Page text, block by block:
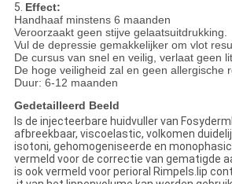
5. Effect:
Handhaaf minstens 6 maanden
Veroorzaakt geen stijve gelaatsuitdrukking.
Vul de depressie gemakkelijker om vlot
De cursus van snel en veilig, verlaat geen
De hoge veiligheid zal en geen allergische
Duur: 6-12 maanden
Gedetailleerd Beeld
Is de injecteerbare huidvuller van
afbreekbaar, viscoelastic, volkomen
isotoni, gehomogeniseerde en
vermeld voor de correctie van gematigde
is ook vermeld voor perioral Rimpels.lip